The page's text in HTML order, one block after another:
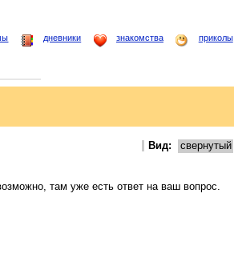
дневники знакомства приколы
Вид: свернутый
там уже есть ответ на ваш вопрос.